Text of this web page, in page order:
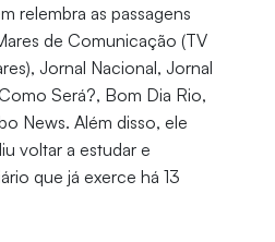
relembra as passagens
de Comunicação (TV
Jornal Nacional, Jornal
Será?, Bom Dia Rio,
News. Além disso, ele
voltar a estudar e
que já exerce há 13